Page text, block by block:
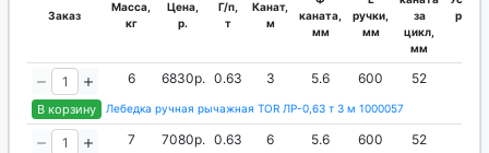
Заказ
Масса,
кг
Цена,
р.
Г/п,
т
Канат,
м
каната,
мм
ручки,
мм
за
цикл,
мм
руки,
В корзину
6 6830р. 0.63 3 5.6 600 52
Лебедка ручная рычажная TOR ЛР-0,63 т 3 м 1000057
7 7080р. 0.63 6 5.6 600 52